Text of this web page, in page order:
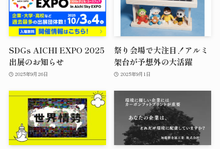
SDGs AICHI EXPO 2025
出展のお知らせ
2025年9月26日
祭り会場で大注目！アルミ
架台が予想外の大活躍
2025年9月1日